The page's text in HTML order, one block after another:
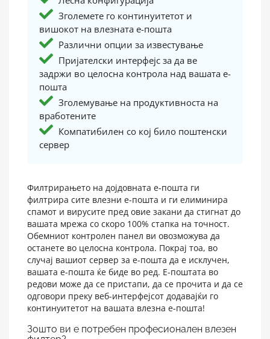
Зголемете го континуитетот и
вишокот на влезната е-пошта
Различни опции за известување
Пријателски интерфејс за да ве
задржи во целосна контрола над вашата е-
пошта
Зголемување на продуктивноста на
вработените
Компатибилен со кој било поштенски
сервер
Филтрирањето на дојдовната е-пошта ги
филтрира сите влезни е-пошта и ги елиминира
спамот и вирусите пред овие закани да стигнат до
вашата мрежа со скоро 100% стапка на точност.
Обемниот контролен панел ви овозможува да
останете во целосна контрола. Покрај тоа, во
случај вашиот сервер за е-пошта да е исклучен,
вашата е-пошта ќе биде во ред. Е-поштата во
редови може да се пристапи, да се прочита и да се
одговори преку веб-интерфејсот додавајќи го
континуитетот на вашата влезна е-пошта!
Зошто ви е потребен професионален влезен